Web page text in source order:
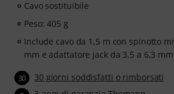
Cavo sostituibile
Peso: 405 g
Include cavo da 1,5 m con spinotto
mm e adattatore jack da 3,5 a 6,3 mm
30 30 giorni soddisfatti o rimborsati